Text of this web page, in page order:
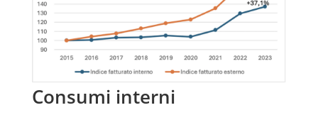
Consumi interni